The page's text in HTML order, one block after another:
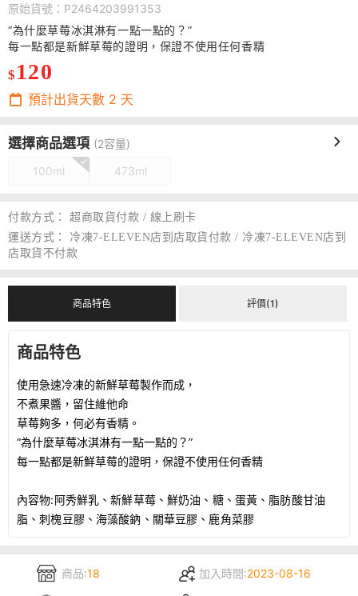
原始貨號：P2464203991353
“為什麼草莓冰淇淋有一點一點的？”
每一點都是新鮮草莓的證明，保證不使用任何香精
$ 120
預計出貨天數 2 天
選擇商品選項 (2容量)
100ml 473ml
付款方式：
超商取貨付款 / 線上刷卡
運送方式：
冷凍7-ELEVEN店到店取貨付款 / 冷凍7-ELEVEN店到
店取貨不付款
商品特色 評價(1)
商品特色
使用急速冷凍的新鮮草莓製作而成，
不煮果醬，留住維他命
草莓夠多，何必有香精。
“為什麼草莓冰淇淋有一點一點的？”
每一點都是新鮮草莓的證明，保證不使用任何香精
內容物:阿秀鮮乳、新鮮草莓、鮮奶油、糖、蛋黃、脂肪酸甘油
脂、刺槐豆膠、海藻酸鈉、關華豆膠、鹿角菜膠
商品:18 加入時間:2023-08-16